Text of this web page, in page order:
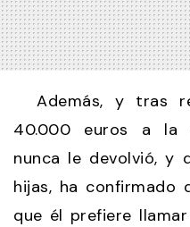
Además, y tras
40.000 euros a la
nunca le devolvió, y
hijas, ha confirmado
que él prefiere